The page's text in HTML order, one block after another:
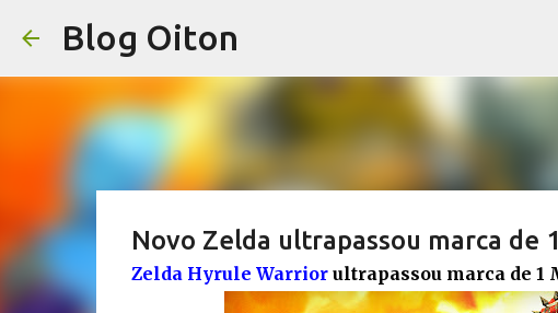
Blog Oiton
Novo Zelda ultrapassou marca de
Zelda Hyrule Warriorultrapassou marca de 1